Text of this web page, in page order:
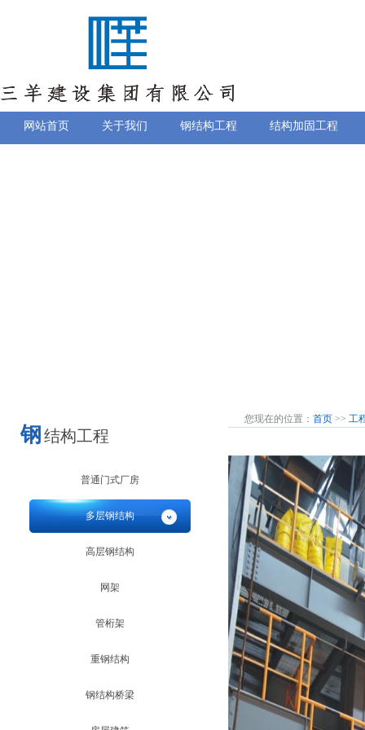
网站首页 关于我们 钢结构工程 结构加固工程
钢 结构工程
普通门式厂房
多层钢结构
高层钢结构
网架
管桁架
重钢结构
钢结构桥梁
您现在的位置： 首页 >> 工